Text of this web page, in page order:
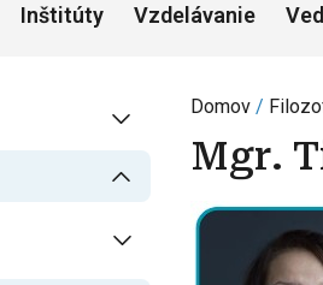
Inštitúty Vzdelávanie
Domov
Mgr.